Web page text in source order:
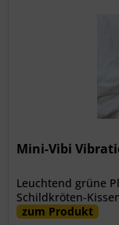
Mini-Vibi
Leuchtend grüne
Schildkröten-
zum Produkt